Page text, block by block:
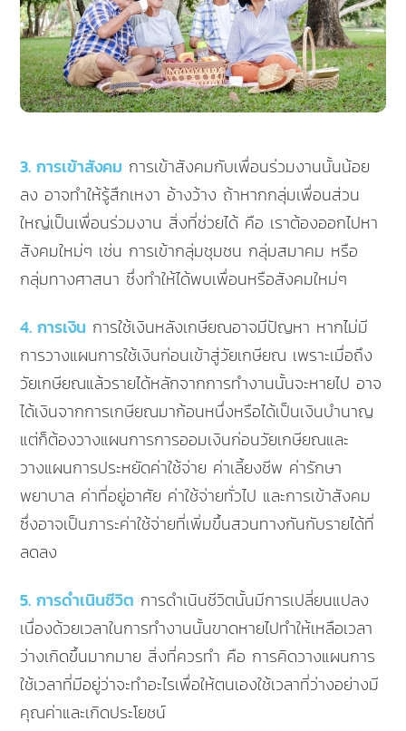
3. การเข้าสังคม การเข้าสังคมกับเพื่อนร่วมงานนั้นน้อย
ลง อาจทำให้รู้สึกเหงา อ้างว้าง ถ้าหากกลุ่มเพื่อนส่วน
ใหญ่เป็นเพื่อนร่วมงาน สิ่งที่ช่วยได้ คือ เราต้องออกไปหา
สังคมใหม่ๆ เช่น การเข้ากลุ่มชุมชน กลุ่มสมาคม หรือ
กลุ่มทางศาสนา ซึ่งทำให้ได้พบเพื่อนหรือสังคมใหม่ๆ
4. การเงิน การใช้เงินหลังเกษียณอาจมีปัญหา หากไม่มี
การวางแผนการใช้เงินก่อนเข้าสู่วัยเกษียณ เพราะเมื่อถึง
วัยเกษียณแล้วรายได้หลักจากการทำงานนั้นจะหายไป อาจ
ได้เงินจากการเกษียณมาก้อนหนึ่งหรือได้เป็นเงินบำนาญ
แต่ก็ต้องวางแผนการการออมเงินก่อนวัยเกษียณและ
วางแผนการประหยัดค่าใช้จ่าย ค่าเลี้ยงชีพ ค่ารักษา
พยาบาล ค่าที่อยู่อาศัย ค่าใช้จ่ายทั่วไป และการเข้าสังคม
ซึ่งอาจเป็นภาระค่าใช้จ่ายที่เพิ่มขึ้นสวนทางกันกับรายได้ที่
ลดลง
5. การดำเนินชีวิต การดำเนินชีวิตนั้นมีการเปลี่ยนแปลง
เนื่องด้วยเวลาในการทำงานนั้นขาดหายไปทำให้เหลือเวลา
ว่างเกิดขึ้นมากมาย สิ่งที่ควรทำ คือ การคิดวางแผนการ
ใช้เวลาที่มีอยู่ว่าจะทำอะไรเพื่อให้ตนเองใช้เวลาที่ว่างอย่างมี
คุณค่าและเกิดประโยชน์